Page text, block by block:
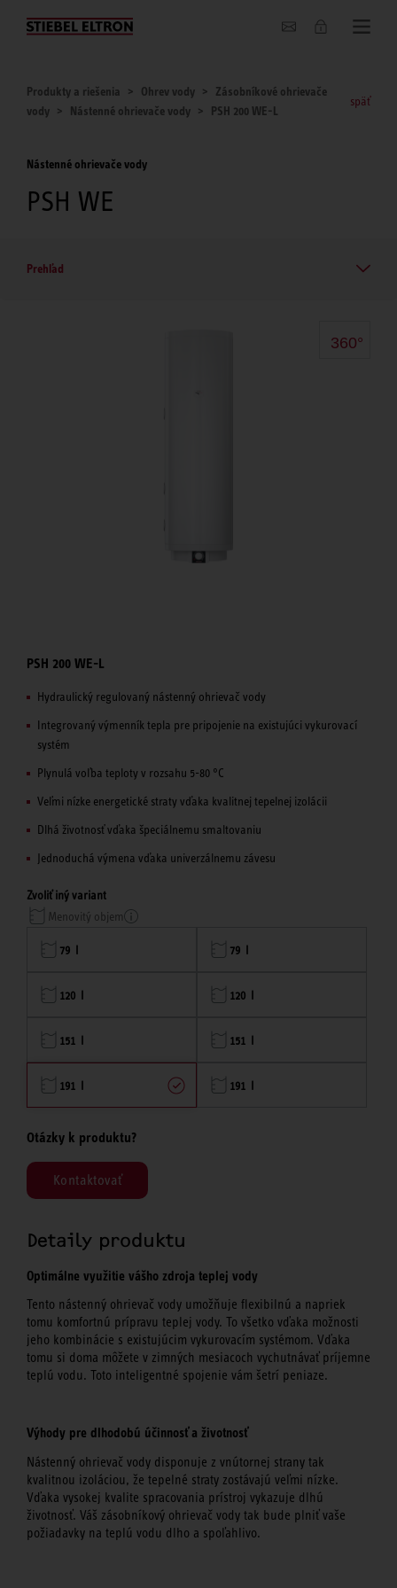
O nás
Produkty a riešenia Ohrev vody
Zásobníkové ohrievače
vody
Nástenné ohrievače vody PSH 200 WE-L
späť
Nástenné ohrievače vody
PSH WE
Prehľad
360°
PSH 200 WE-L
Hydraulický regulovaný nástenný ohrievač vody
Integrovaný výmenník tepla pre pripojenie na existujúci vykurovací
systém
Plynulá voľba teploty v rozsahu 5-80 °C
Veľmi nízke energetické straty vďaka kvalitnej tepelnej izolácii
Dlhá životnosť vďaka špeciálnemu smaltovaniu
Jednoduchá výmena vďaka univerzálnemu závesu
Zvoliť iný variant
Menovitý objem
79 l 79 l
120 l 120 l
151 l 151 l
191 l 191 l
Otázky k produktu?
Kontaktovať
Detaily produktu
Optimálne využitie vášho zdroja teplej vody
Tento nástenný ohrievač vody umožňuje flexibilnú a napriek
tomu komfortnú prípravu teplej vody. To všetko vďaka možnosti
jeho kombinácie s existujúcim vykurovacím systémom. Vďaka
tomu si doma môžete v zimných mesiacoch vychutnávať príjemne
teplú vodu. Toto inteligentné spojenie vám šetrí peniaze.
Výhody pre dlhodobú účinnosť a životnosť
Nástenný ohrievač vody disponuje z vnútornej strany tak
kvalitnou izoláciou, že tepelné straty zostávajú veľmi nízke.
Vďaka vysokej kvalite spracovania prístroj vykazuje dlhú
životnosť. Váš zásobníkový ohrievač vody tak bude plniť vaše
požiadavky na teplú vodu dlho a spoľahlivo.